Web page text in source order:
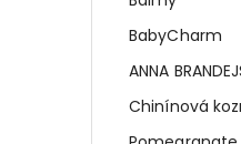
BabyCharm
ANNA
Chinínová